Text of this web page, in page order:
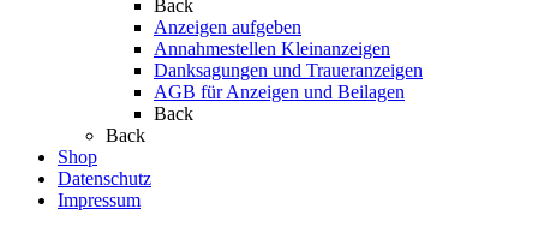
Back
Anzeigen aufgeben
Annahmestellen Kleinanzeigen
Danksagungen und Traueranzeigen
AGB für Anzeigen und Beilagen
Back
Back
Shop
Datenschutz
Impressum